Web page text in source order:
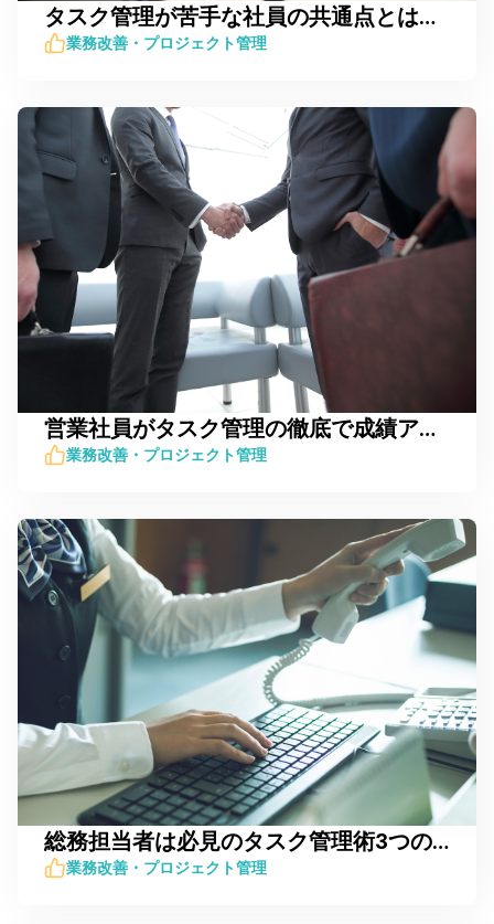
タスク管理が苦手な社員の共通点とは？対策と併せて紹介
業務改善・プロジェクト管理
営業社員がタスク管理の徹底で成績アップに繋げられる理由
業務改善・プロジェクト管理
総務担当者は必見のタスク管理術3つのポイントを徹底解説
業務改善・プロジェクト管理